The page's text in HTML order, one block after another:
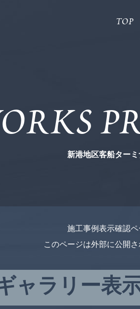
TOP
新港地区客船ター
施工事例表示確認
このページは外部に公開さ
ャラリー表